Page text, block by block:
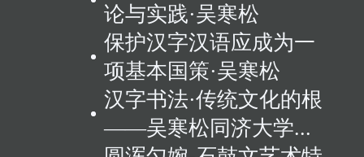
论与实践·吴寒松
保护汉字汉语应成为一
项基本国策·吴寒松
汉字书法·传统文化的根
——吴寒松同济大学...